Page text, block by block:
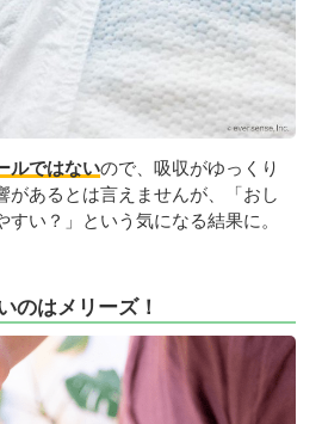
ルではないので、吸収がゆっくり
があるとは言えませんが、「おし
すい？」という気になる結果に。
のはメリーズ！